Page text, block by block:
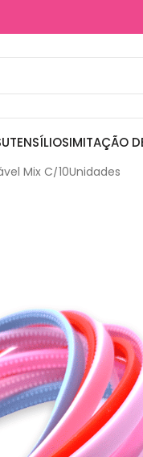
UTENSÍLIOSIMITAÇÃO
Mix C/10Unidades